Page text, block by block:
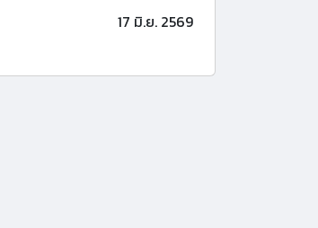
17 มิ.ย. 2569